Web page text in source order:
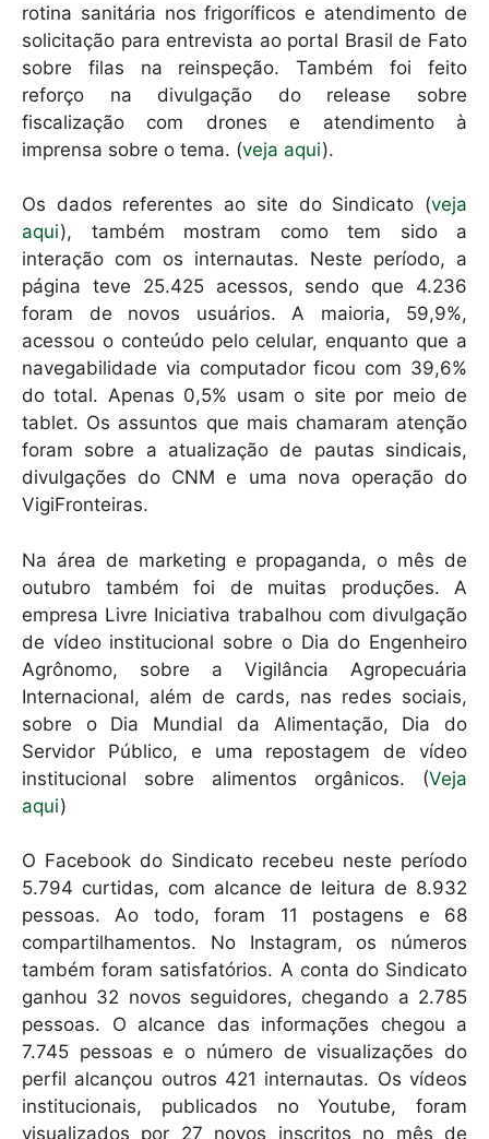
rotina sanitária nos frigoríficos e atendimento de
solicitação para entrevista ao portal Brasil de Fato
sobre filas na reinspeção. Também foi feito
reforço na divulgação do release sobre
fiscalização com drones e atendimento à
imprensa sobre o tema. (veja aqui).
Os dados referentes ao site do Sindicato (veja
aqui), também mostram como tem sido a
interação com os internautas. Neste período, a
página teve 25.425 acessos, sendo que 4.236
foram de novos usuários. A maioria, 59,9%,
acessou o conteúdo pelo celular, enquanto que a
navegabilidade via computador ficou com 39,6%
do total. Apenas 0,5% usam o site por meio de
tablet. Os assuntos que mais chamaram atenção
foram sobre a atualização de pautas sindicais,
divulgações do CNM e uma nova operação do
VigiFronteiras.
Na área de marketing e propaganda, o mês de
outubro também foi de muitas produções. A
empresa Livre Iniciativa trabalhou com divulgação
de vídeo institucional sobre o Dia do Engenheiro
Agrônomo, sobre a Vigilância Agropecuária
Internacional, além de cards, nas redes sociais,
sobre o Dia Mundial da Alimentação, Dia do
Servidor Público, e uma repostagem de vídeo
institucional sobre alimentos orgânicos. (Veja
aqui)
O Facebook do Sindicato recebeu neste período
5.794 curtidas, com alcance de leitura de 8.932
pessoas. Ao todo, foram 11 postagens e 68
compartilhamentos. No Instagram, os números
também foram satisfatórios. A conta do Sindicato
ganhou 32 novos seguidores, chegando a 2.785
pessoas. O alcance das informações chegou a
7.745 pessoas e o número de visualizações do
perfil alcançou outros 421 internautas. Os vídeos
institucionais, publicados no Youtube, foram
visualizados por 27 novos inscritos no mês de